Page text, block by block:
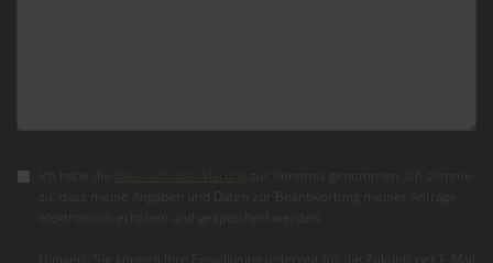
Ich habe die
zur Kenntnis genommen. Ich stimme
zu, dass meine Angaben und Daten zur Beantwortung meiner Anfrage
elektronisch erhoben und gespeichert werden.
Hinweis: Sie können Ihre Einwilligung jederzeit für die Zukunft per E-Mail